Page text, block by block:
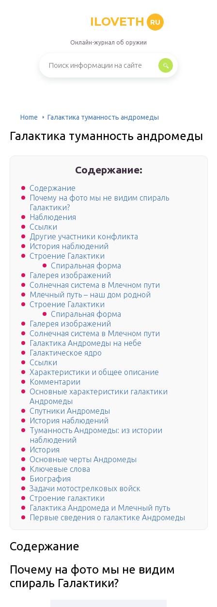
ILOVETH RU
Онлайн-журнал об оружии
Home Галактика туманность андромеды
Галактика туманность андромеды
Содержание:
Содержание
Почему на фото мы не видим спираль
Галактики?
Наблюдения
Ссылки
Другие участники конфликта
История наблюдений
Строение Галактики
Спиральная форма
Галерея изображений
Солнечная система в Млечном пути
Млечный путь – наш дом родной
Строение Галактики
Спиральная форма
Галерея изображений
Солнечная система в Млечном пути
Галактика Андромеды на небе
Галактическое ядро
Ссылки
Характеристики и общее описание
Комментарии
Основные характеристики галактики
Андромеды
Спутники Андромеды
История наблюдений
Туманность Андромеды: из истории
наблюдений
История
Основные черты Андромеды
Ключевые слова
Биография
Задачи мотострелковых войск
Строение галактики
Галактика Андромеда и Млечный путь
Первые сведения о галактике Андромеды
Содержание
Почему на фото мы не видим
спираль Галактики?